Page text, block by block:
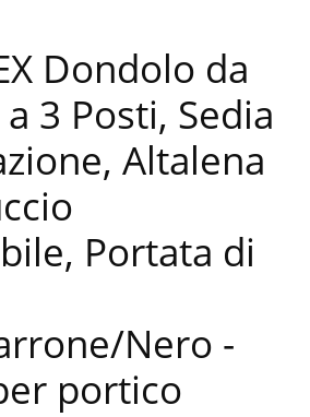
Dondolo da
3 Posti, Sedia
Altalena
Portata di
Nero -
portico